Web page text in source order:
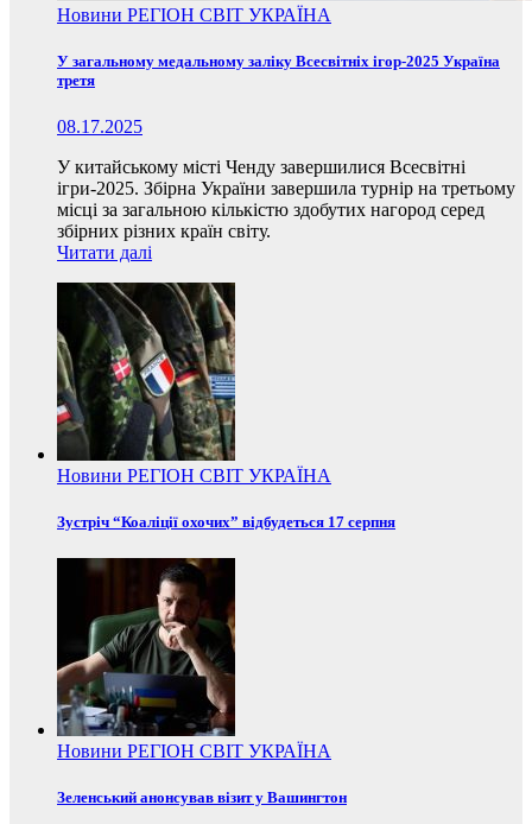
Новини РЕГІОН СВІТ УКРАЇНА
У загальному медальному заліку Всесвітніх ігор-2025 Україна
третя
08.17.2025
У китайському місті Ченду завершилися Всесвітні
ігри-2025. Збірна України завершила турнір на третьому
місці за загальною кількістю здобутих нагород серед
збірних різних країн світу.
Читати далі
Новини РЕГІОН СВІТ УКРАЇНА
Зустріч “Коаліції охочих” відбудеться 17 серпня
Новини РЕГІОН СВІТ УКРАЇНА
Зеленський анонсував візит у Вашингтон